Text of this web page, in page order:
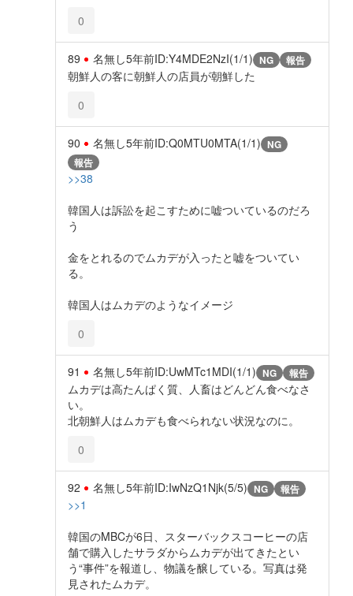
0
89 名無し5年前ID:Y4MDE2NzI(1/1) NG 報告
朝鮮人の客に朝鮮人の店員が朝鮮した
0
90 名無し5年前ID:Q0MTU0MTA(1/1) NG
報告
>>38
韓国人は訴訟を起こすために嘘ついているのだろ
う
金をとれるのでムカデが入ったと嘘をついてい
る。
韓国人はムカデのようなイメージ
0
91 名無し5年前ID:UwMTc1MDI(1/1) NG 報告
ムカデは高たんぱく質、人畜はどんどん食べなさ
い。
北朝鮮人はムカデも食べられない状況なのに。
0
92 名無し5年前ID:IwNzQ1Njk(5/5) NG 報告
>>1
韓国のMBCが6日、スターバックスコーヒーの店
舗で購入したサラダからムカデが出てきたとい
う“事件”を報道し、物議を醸している。写真は発
見されたムカデ。